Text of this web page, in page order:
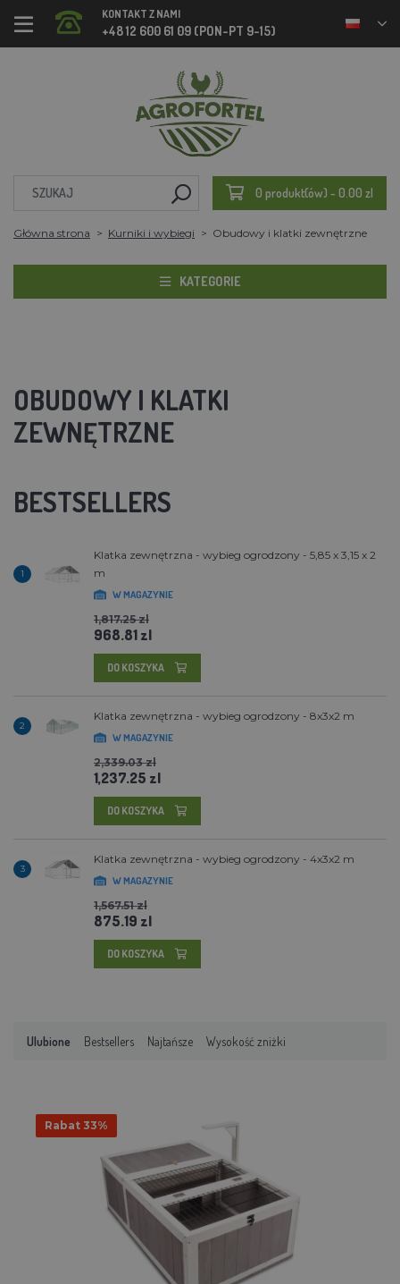
KONTAKT Z NAMI
+48 12 600 61 09 (PON-PT 9-15)
0 produkt(ów) - 0.00 zl
Główna strona Kurniki i wybiegi Obudowy i klatki zewnętrzne
KATEGORIE
OBUDOWY I KLATKI
ZEWNĘTRZNE
BESTSELLERS
1
Klatka zewnętrzna - wybieg ogrodzony - 5,85 x 3,15 x 2
m
W MAGAZYNIE
1,817.25 zl
968.81 zl
DO KOSZYKA
2
Klatka zewnętrzna - wybieg ogrodzony - 8x3x2 m
W MAGAZYNIE
2,339.03 zl
1,237.25 zl
DO KOSZYKA
3
Klatka zewnętrzna - wybieg ogrodzony - 4x3x2 m
W MAGAZYNIE
1,567.51 zl
875.19 zl
DO KOSZYKA
Ulubione Bestsellers Najtańsze Wysokość zniżki
Rabat 33%